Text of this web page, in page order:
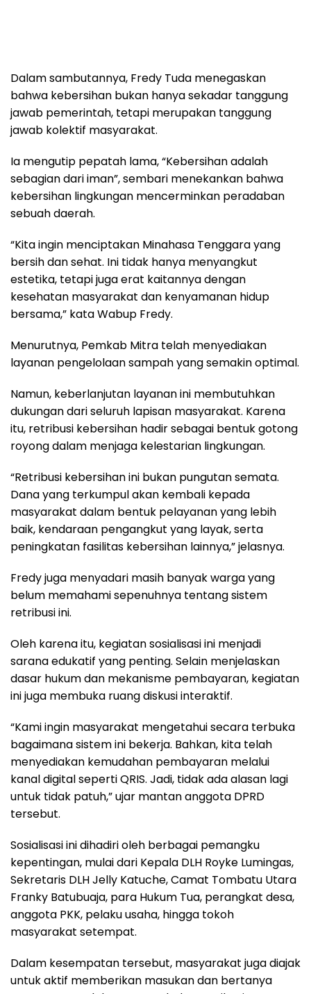
Dalam sambutannya, Fredy Tuda menegaskan
bahwa kebersihan bukan hanya sekadar tanggung
jawab pemerintah, tetapi merupakan tanggung
jawab kolektif masyarakat.
Ia mengutip pepatah lama, “Kebersihan adalah
sebagian dari iman”, sembari menekankan bahwa
kebersihan lingkungan mencerminkan peradaban
sebuah daerah.
“Kita ingin menciptakan Minahasa Tenggara yang
bersih dan sehat. Ini tidak hanya menyangkut
estetika, tetapi juga erat kaitannya dengan
kesehatan masyarakat dan kenyamanan hidup
bersama,” kata Wabup Fredy.
Menurutnya, Pemkab Mitra telah menyediakan
layanan pengelolaan sampah yang semakin optimal.
Namun, keberlanjutan layanan ini membutuhkan
dukungan dari seluruh lapisan masyarakat. Karena
itu, retribusi kebersihan hadir sebagai bentuk gotong
royong dalam menjaga kelestarian lingkungan.
“Retribusi kebersihan ini bukan pungutan semata.
Dana yang terkumpul akan kembali kepada
masyarakat dalam bentuk pelayanan yang lebih
baik, kendaraan pengangkut yang layak, serta
peningkatan fasilitas kebersihan lainnya,” jelasnya.
Fredy juga menyadari masih banyak warga yang
belum memahami sepenuhnya tentang sistem
retribusi ini.
Oleh karena itu, kegiatan sosialisasi ini menjadi
sarana edukatif yang penting. Selain menjelaskan
dasar hukum dan mekanisme pembayaran, kegiatan
ini juga membuka ruang diskusi interaktif.
“Kami ingin masyarakat mengetahui secara terbuka
bagaimana sistem ini bekerja. Bahkan, kita telah
menyediakan kemudahan pembayaran melalui
kanal digital seperti QRIS. Jadi, tidak ada alasan lagi
untuk tidak patuh,” ujar mantan anggota DPRD
tersebut.
Sosialisasi ini dihadiri oleh berbagai pemangku
kepentingan, mulai dari Kepala DLH Royke Lumingas,
Sekretaris DLH Jelly Katuche, Camat Tombatu Utara
Franky Batubuaja, para Hukum Tua, perangkat desa,
anggota PKK, pelaku usaha, hingga tokoh
masyarakat setempat.
Dalam kesempatan tersebut, masyarakat juga diajak
untuk aktif memberikan masukan dan bertanya